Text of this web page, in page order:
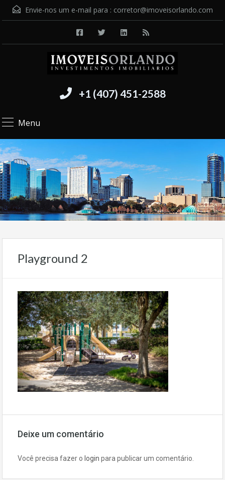
Envie-nos um e-mail para : corretor@imoveisorlando.com
+1 (407) 451-2588
Menu
Playground 2
Deixe um comentário
Você precisa fazer o login para publicar um comentário.